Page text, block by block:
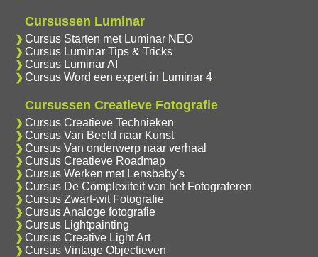
Cursussen Luminar
Cursus Starten met Luminar NEO
Cursus Luminar Tips & Tricks
Cursus Luminar AI
Cursus Word een expert in Luminar 4
Cursussen Creatieve Fotografie
Cursus Creatieve Technieken
Cursus Van Beeld naar Kunst
Cursus Van onderwerp naar verhaal
Cursus Creatieve Roadmap
Cursus Werken met Lensbaby's
Cursus De Complexiteit van het Fotograferen
Cursus Zwart-wit Fotografie
Cursus Analoge fotografie
Cursus Lightpainting
Cursus Creative Light Art
Cursus Vintage Objectieven